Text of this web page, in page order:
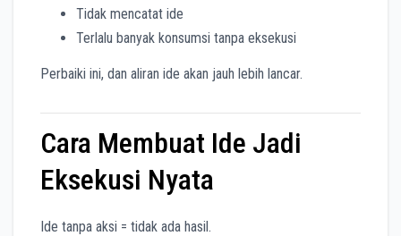
Tidak mencatat ide
Terlalu banyak konsumsi tanpa eksekusi
Perbaiki ini, dan aliran ide akan jauh lebih lancar.
Cara Membuat Ide Jadi
Eksekusi Nyata
Ide tanpa aksi = tidak ada hasil.